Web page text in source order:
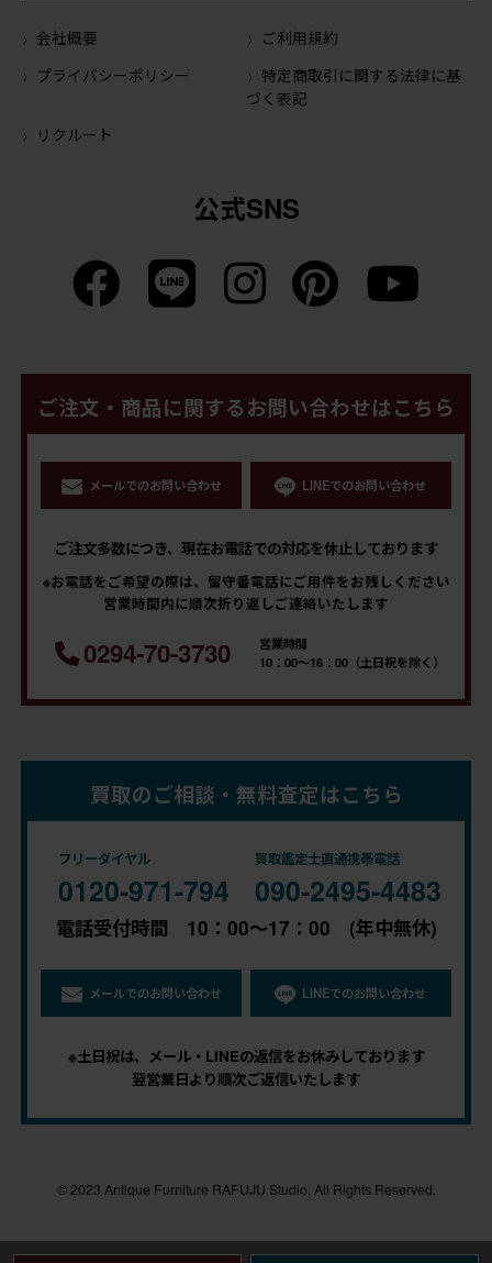
会社概要
ご利用規約
プライバシーポリシー
特定商取引に関する法律に基
づく表記
リクルート
公式SNS
ご注文・商品に関するお問い合わせはこちら
メールでのお問い合わせ LINEでのお問い合わせ
ご注文多数につき、現在お電話での対応を休止しております
※お電話をご希望の際は、留守番電話にご用件をお残しください
営業時間内に順次折り返しご連絡いたします
0294-70-3730
営業時間
10：00～16：00（土日祝を除く）
買取のご相談・無料査定はこちら
フリーダイヤル
0120-971-794
買取鑑定士直通携帯電話
090-2495-4483
電話受付時間 10：00～17：00 (年中無休)
メールでのお問い合わせ LINEでのお問い合わせ
※土日祝は、メール・LINEの返信をお休みしております
翌営業日より順次ご返信いたします
© 2023 Antique Furniture RAFUJU Studio. All Rights Reserved.